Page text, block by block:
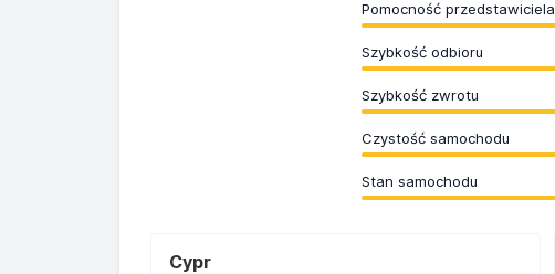
Pomocność przedstawiciela
Szybkość odbioru
Szybkość zwrotu
Czystość samochodu
Stan samochodu
Cypr